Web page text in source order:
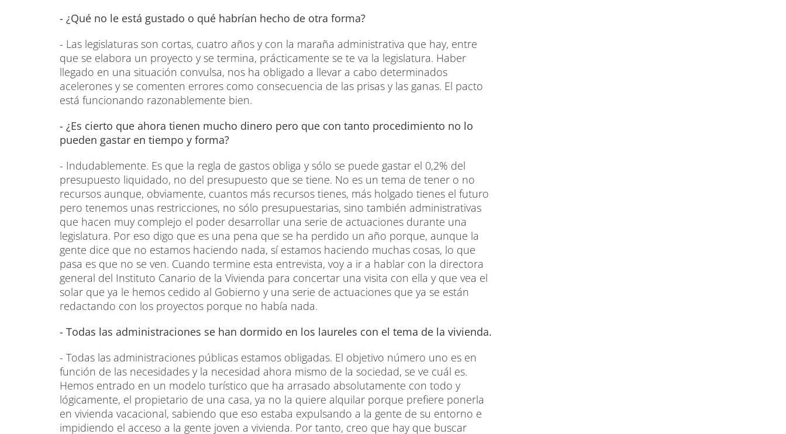
- ¿Qué no le está gustado o qué habrían hecho de otra forma?
- Las legislaturas son cortas, cuatro años y con la maraña administrativa que hay, entre
que se elabora un proyecto y se termina, prácticamente se te va la legislatura. Haber
llegado en una situación convulsa, nos ha obligado a llevar a cabo determinados
acelerones y se comenten errores como consecuencia de las prisas y las ganas. El pacto
está funcionando razonablemente bien.
- ¿Es cierto que ahora tienen mucho dinero pero que con tanto procedimiento no lo
pueden gastar en tiempo y forma?
- Indudablemente. Es que la regla de gastos obliga y sólo se puede gastar el 0,2% del
presupuesto liquidado, no del presupuesto que se tiene. No es un tema de tener o no
recursos aunque, obviamente, cuantos más recursos tienes, más holgado tienes el futuro
pero tenemos unas restricciones, no sólo presupuestarias, sino también administrativas
que hacen muy complejo el poder desarrollar una serie de actuaciones durante una
legislatura. Por eso digo que es una pena que se ha perdido un año porque, aunque la
gente dice que no estamos haciendo nada, sí estamos haciendo muchas cosas, lo que
pasa es que no se ven. Cuando termine esta entrevista, voy a ir a hablar con la directora
general del Instituto Canario de la Vivienda para concertar una visita con ella y que vea el
solar que ya le hemos cedido al Gobierno y una serie de actuaciones que ya se están
redactando con los proyectos porque no había nada.
- Todas las administraciones se han dormido en los laureles con el tema de la vivienda.
- Todas las administraciones públicas estamos obligadas. El objetivo número uno es en
función de las necesidades y la necesidad ahora mismo de la sociedad, se ve cuál es.
Hemos entrado en un modelo turístico que ha arrasado absolutamente con todo y
lógicamente, el propietario de una casa, ya no la quiere alquilar porque prefiere ponerla
en vivienda vacacional, sabiendo que eso estaba expulsando a la gente de su entorno e
impidiendo el acceso a la gente joven a vivienda. Por tanto, creo que hay que buscar